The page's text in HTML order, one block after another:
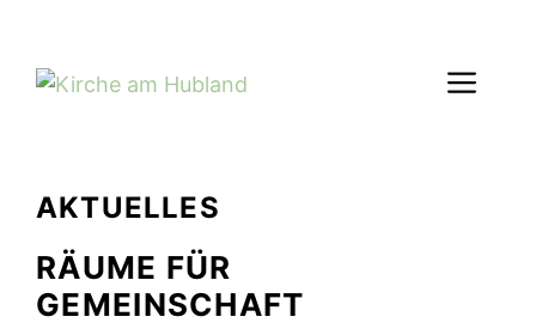
springen
AKTUELLES
RÄUME FÜR
GEMEINSCHAFT